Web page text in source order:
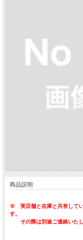
商品説明
※ 実店舗と在庫と共有してい
す。
その際は別途ご連絡いたし